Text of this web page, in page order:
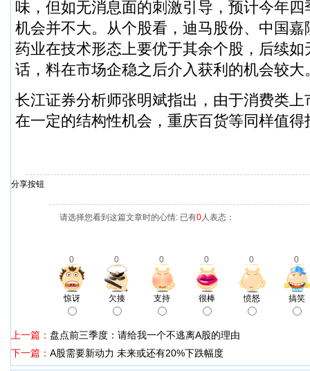
味，但如无消息面的刺激引导，预计今年
机会并不大。从个股看， 迪马股份、 中国嘉
药业在技术形态上要优于其余个股，后续
话，料在市场企稳之后介入获利的机会较大
长江证券分析师张明斌指出，由于消费类
在一定的结构性机会， 重庆百货等同样值得
分享按钮
请选择您看到这篇文章时的心情: 已有0人表态：
0 0 0 0 0 0
惊讶 欠揍 支持 很棒 愤怒 搞笑
上一篇： 盘点前三季度：请给我一个不逃离A股的理由
下一篇： A股需要新动力 未来或还有20%下跌幅度